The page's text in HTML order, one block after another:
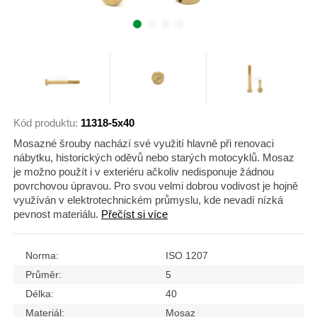
Kód produktu: 11318-5x40
Mosazné šrouby nachází své využití hlavně při renovaci
nábytku, historických oděvů nebo starých motocyklů. Mosaz
je možno použít i v exteriéru ačkoliv nedisponuje žádnou
povrchovou úpravou. Pro svou velmi dobrou vodivost je hojně
využíván v elektrotechnickém průmyslu, kde nevadí nízká
pevnost materiálu. Přečíst si více
Norma:
ISO 1207
Průměr:
5
Délka:
40
Materiál:
Mosaz